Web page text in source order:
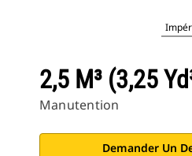
2,5 M³ (3,25
Manutention
Demander Un